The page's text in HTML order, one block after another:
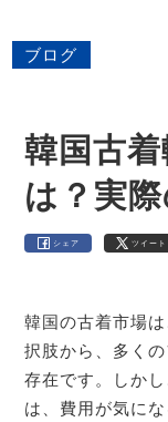
ブログ
韓国古
は？実
シェア ツイート
韓国の古着市場
択肢から、多く
存在です。しか
は、費用が気に